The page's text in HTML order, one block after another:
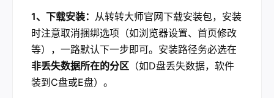
1、下载安装： 从转转大师官网下载安装包，安装
时注意取消捆绑选项（如浏览器设置、首页修改
等），一路默认下一步即可。安装路径务必选在
非丢失数据所在的分区 （如D盘丢失数据，软件
装到C盘或E盘）。